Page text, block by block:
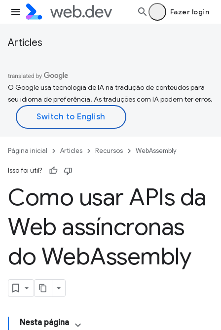
Fazer login
Articles
O Google usa tecnologia de IA na tradução de conteúdos para
seu idioma de preferência. As traduções com IA podem ter erros.
Página inicial Articles Recursos WebAssembly
Isso foi útil?
Como usar APIs da
Web assíncronas
do WebAssembly
Nesta página